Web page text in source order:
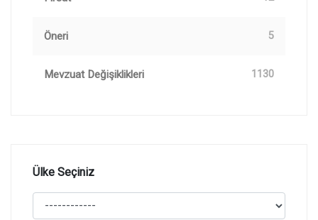
Öneri 5
Mevzuat Değişiklikleri 1130
Ülke Seçiniz